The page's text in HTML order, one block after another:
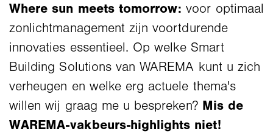
Where sun meets tomorrow:voor optimaal
zonlichtmanagement zijn voortdurende
innovaties essentieel. Op welke Smart
Building Solutions van WAREMA kunt u zich
verheugen en welke erg actuele thema's
willen wij graag me u bespreken? Mis de
WAREMA-vakbeurs-highlights niet!